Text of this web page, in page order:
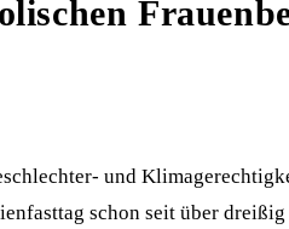
und
schon seit über